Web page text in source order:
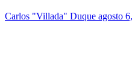
Carlos "Villada" Duque agosto